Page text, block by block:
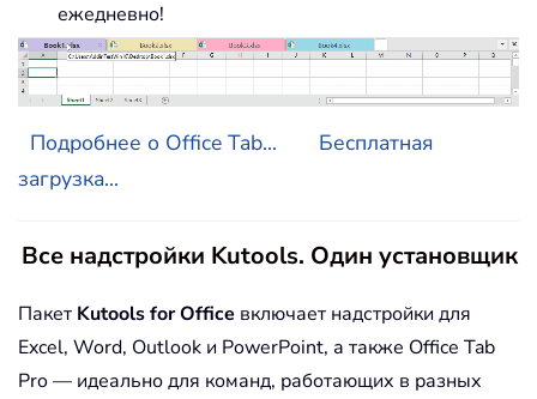
ежедневно!
Подробнее о Office Tab...
Бесплатная
загрузка...
Все надстройки Kutools. Один установщик
Пакет Kutools for Office включает надстройки для
Excel, Word, Outlook и PowerPoint, а также Office Tab
Pro — идеально для команд, работающих в разных